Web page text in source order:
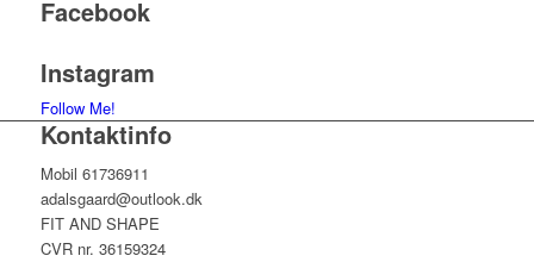
Facebook
Instagram
Follow Me!
Kontaktinfo
Mobil 61736911
adalsgaard@outlook.dk
FIT AND SHAPE
CVR nr. 36159324